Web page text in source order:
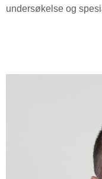
undersøkelse og